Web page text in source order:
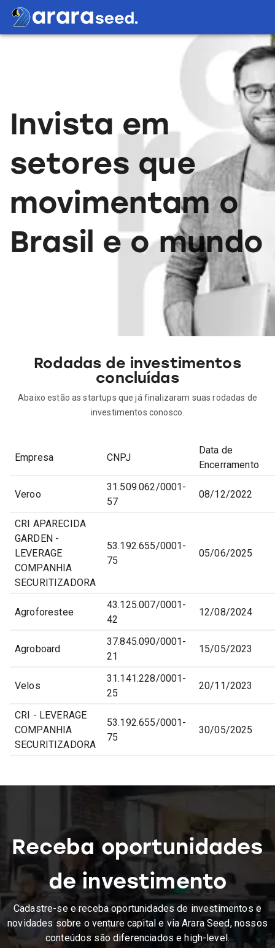
Invista em
setores que
movimentam o
Brasil e o mundo
Rodadas de investimentos
concluídas
Abaixo estão as startups que já finalizaram suas rodadas de
investimentos conosco.
Empresa CNPJ
Data de
Encerramento
Veroo
31.509.062/0001-
57
08/12/2022
CRI APARECIDA
GARDEN -
LEVERAGE
COMPANHIA
SECURITIZADORA
53.192.655/0001-
75
05/06/2025
Agroforestee
43.125.007/0001-
42
12/08/2024
Agroboard
37.845.090/0001-
21
15/05/2023
Velos
31.141.228/0001-
25
20/11/2023
CRI - LEVERAGE
COMPANHIA
SECURITIZADORA
53.192.655/0001-
75
30/05/2025
Receba oportunidades
de investimento
Cadastre-se e receba oportunidades de investimentos e
novidades sobre o venture capital e via Arara Seed, nossos
conteúdos são diferenciados e high-level.